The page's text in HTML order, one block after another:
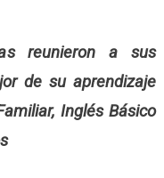
reunieron a sus
de su aprendizaje
Inglés Básico